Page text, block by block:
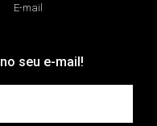
E-mail
seu e-mail!